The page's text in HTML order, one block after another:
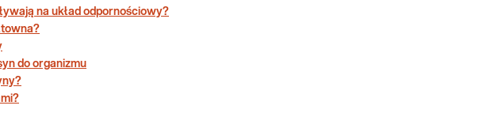
na układ odpornościowy?
do organizmu